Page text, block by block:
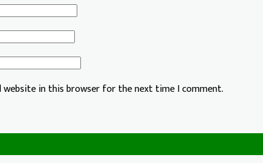
website in this browser for the next time I comment.